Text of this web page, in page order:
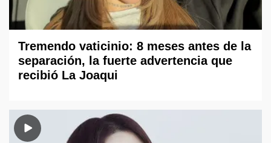
Tremendo vaticinio: 8 meses antes de la
separación, la fuerte advertencia que
recibió La Joaqui